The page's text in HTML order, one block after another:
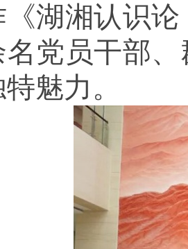
《湖湘认识
名党员干部
魅力。